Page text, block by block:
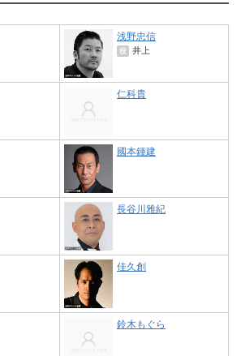
浅野忠信
役 井上
仁科貴
國本鍾建
長谷川雅紀
佳久創
鈴木もぐら